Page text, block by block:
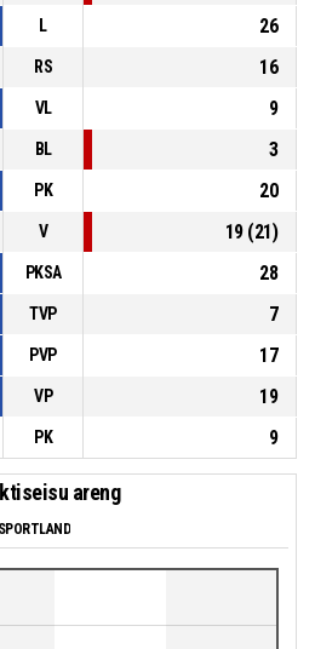
L
26
RS
16
VL
9
BL
3
PK
20
V 19(21)
PKSA
28
TVP
7
PVP
17
VP
19
PK 9
areng